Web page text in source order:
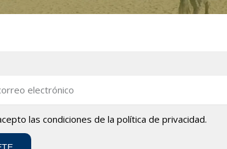
las condiciones de lapolítica de privacidad.